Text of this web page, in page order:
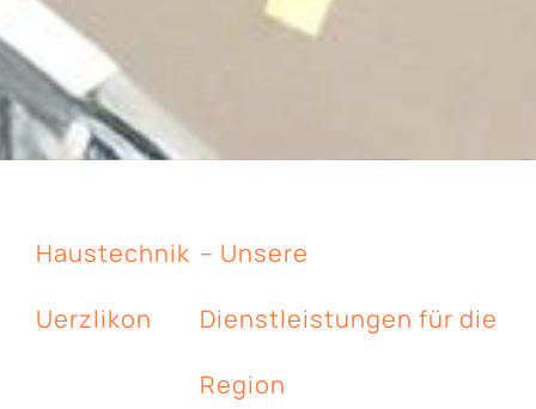
Haustechnik
Uerzlikon
– Unsere
Dienstleistungen für die
Region